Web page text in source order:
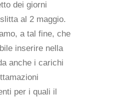
dei giorni
al 2 maggio.
a tal fine, che
inserire nella
anche i carichi
per i quali il